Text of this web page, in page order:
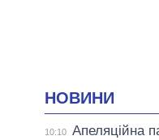
НОВИНИ
10:10 Апеляційна